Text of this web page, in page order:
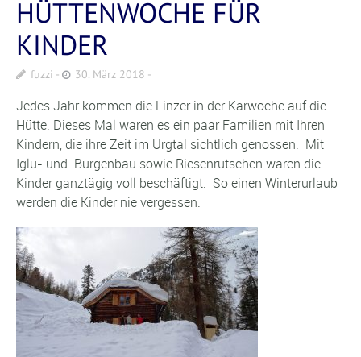
HÜTTENWOCHE FÜR
KINDER
fuzzi 30. März 2018
Jedes Jahr kommen die Linzer in der Karwoche auf die
Hütte. Dieses Mal waren es ein paar Familien mit Ihren
Kindern, die ihre Zeit im Urgtal sichtlich genossen. Mit
Iglu- und Burgenbau sowie Riesenrutschen waren die
Kinder ganztägig voll beschäftigt. So einen Winterurlaub
werden die Kinder nie vergessen.